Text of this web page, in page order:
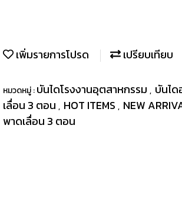
เพิ่มรายการโปรด เปรียบเทียบ
หมวดหมู่ :บันไดโรงงานอุตสาหกรรม , บันไ
เลื่อน 3 ตอน , HOT ITEMS , NEW
พาดเลื่อน 3 ตอน